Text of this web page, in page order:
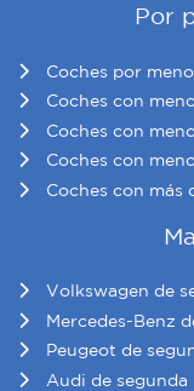
Por
Coches por
Coches con
Coches con
Coches con
Coches con más
Volkswagen de
Mercedes-Benz
Peugeot de
Audi de segunda